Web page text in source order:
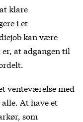
klare
i et
kan være
at adgangen til
venteværelse med
alle. At have et
som